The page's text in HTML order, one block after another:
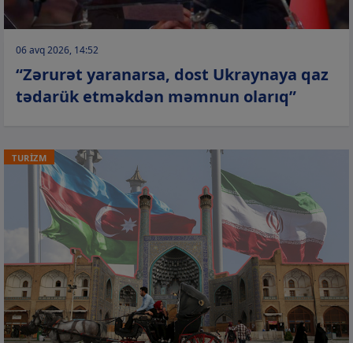
06 avq 2026, 14:52
“Zərurət yaranarsa, dost Ukraynaya qaz
tədarük etməkdən məmnun olarıq”
TURİZM